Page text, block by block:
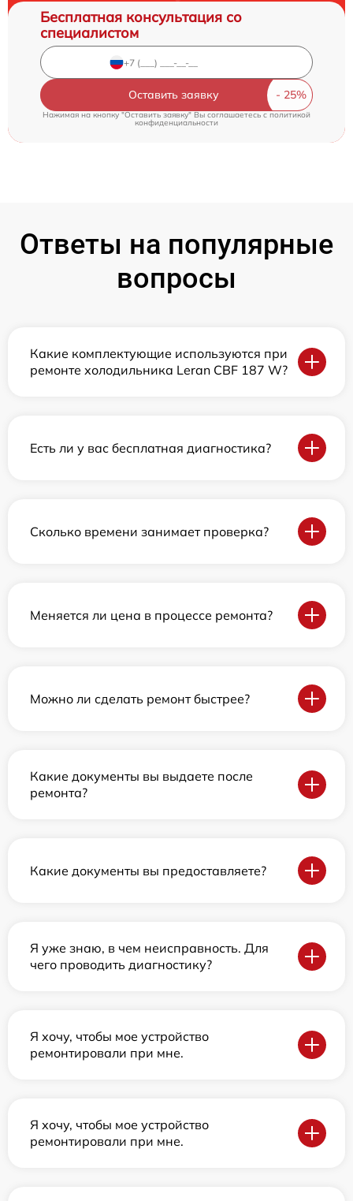
Бесплатная консультация со
специалистом
Оставить заявку
Нажимая на кнопку "Оставить заявку" Вы соглашаетесь cполитикой
конфиденциальности
Ответы на популярные
вопросы
Какие комплектующие используются при
ремонте холодильника Leran CBF 187 W?
Есть ли у вас бесплатная диагностика?
Сколько времени занимает проверка?
Меняется ли цена в процессе ремонта?
Можно ли сделать ремонт быстрее?
Какие документы вы выдаете после
ремонта?
Какие документы вы предоставляете?
Я уже знаю, в чем неисправность. Для
чего проводить диагностику?
Я хочу, чтобы мое устройство
ремонтировали при мне.
Я хочу, чтобы мое устройство
ремонтировали при мне.